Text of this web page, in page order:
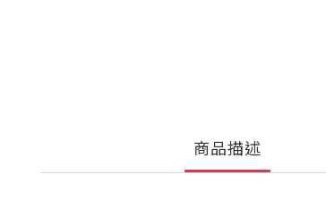
商品描述